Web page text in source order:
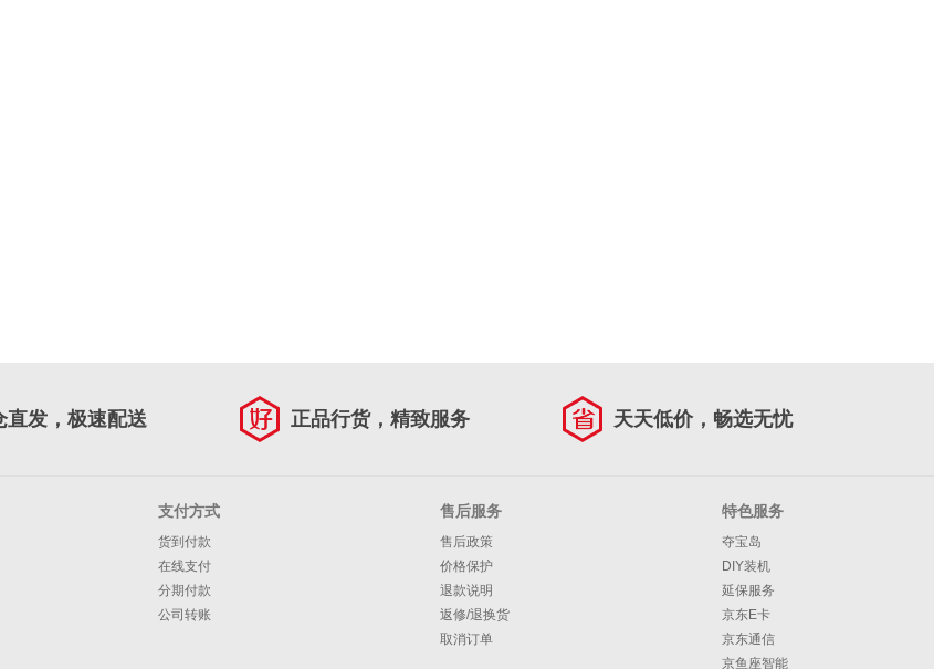
直发，极速配送 正品行货，精致服务 天天低价，畅选无忧
支付方式
货到付款
在线支付
分期付款
公司转账
售后服务
售后政策
价格保护
退款说明
返修/退换货
取消订单
特色服务
夺宝岛
DIY装机
延保服务
京东E卡
京东通信
京鱼座智能